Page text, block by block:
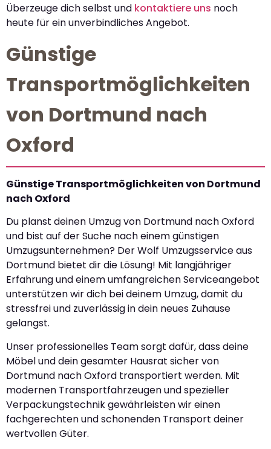
Überzeuge dich selbst und kontaktiere uns noch
heute für ein unverbindliches Angebot.
Günstige
Transportmöglichkeiten
von Dortmund nach
Oxford
Günstige Transportmöglichkeiten von Dortmund
nach Oxford
Du planst deinen Umzug von Dortmund nach Oxford
und bist auf der Suche nach einem günstigen
Umzugsunternehmen? Der Wolf Umzugsservice aus
Dortmund bietet dir die Lösung! Mit langjähriger
Erfahrung und einem umfangreichen Serviceangebot
unterstützen wir dich bei deinem Umzug, damit du
stressfrei und zuverlässig in dein neues Zuhause
gelangst.
Unser professionelles Team sorgt dafür, dass deine
Möbel und dein gesamter Hausrat sicher von
Dortmund nach Oxford transportiert werden. Mit
modernen Transportfahrzeugen und spezieller
Verpackungstechnik gewährleisten wir einen
fachgerechten und schonenden Transport deiner
wertvollen Güter.